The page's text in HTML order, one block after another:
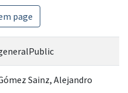
page
Sainz, Alejandro